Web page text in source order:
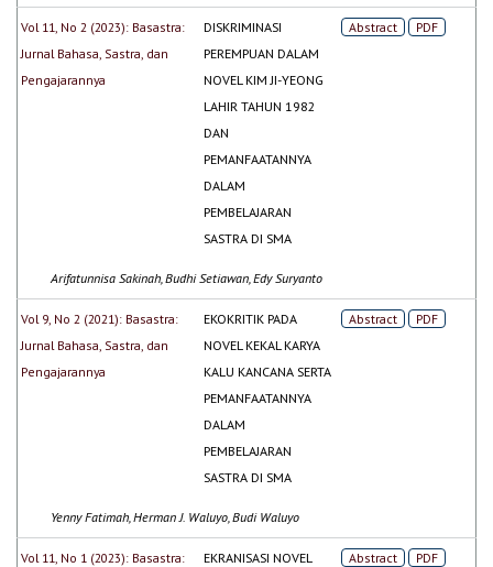
Vol 11, No 2 (2023): Basastra:
Jurnal Bahasa, Sastra, dan
Pengajarannya
DISKRIMINASI
PEREMPUAN DALAM
NOVEL KIM JI-YEONG
LAHIR TAHUN 1982
DAN
PEMANFAATANNYA
DALAM
PEMBELAJARAN
SASTRA DI SMA
Abstract PDF
Arifatunnisa Sakinah, Budhi Setiawan, Edy Suryanto
Vol 9, No 2 (2021): Basastra:
Jurnal Bahasa, Sastra, dan
Pengajarannya
EKOKRITIK PADA
NOVEL KEKAL KARYA
KALU KANCANA SERTA
PEMANFAATANNYA
DALAM
PEMBELAJARAN
SASTRA DI SMA
Abstract PDF
Yenny Fatimah, Herman J. Waluyo, Budi Waluyo
Vol 11, No 1 (2023): Basastra:
EKRANISASI NOVEL
Abstract PDF